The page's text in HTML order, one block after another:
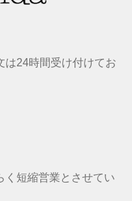
は24時間受け付けてお
く短縮営業とさせてい